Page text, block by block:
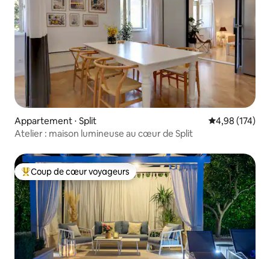
Appartement ⋅ Split Évaluation
4,98 (174)
Atelier : maison lumineuse au cœur de Split
Coups de cœur voyageurs les plus appréciés
Coup de cœur voyageurs